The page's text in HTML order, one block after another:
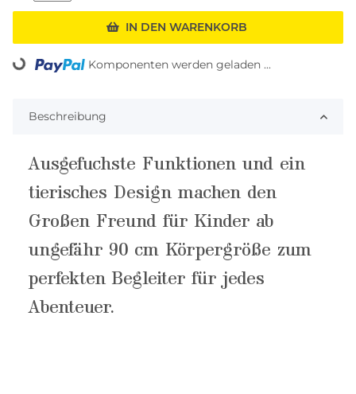
IN DEN WARENKORB
Loading... Komponenten werden geladen ...
Beschreibung
Ausgefuchste Funktionen und ein
tierisches Design machen den
Großen Freund für Kinder ab
ungefähr 90 cm Körpergröße zum
perfekten Begleiter für jedes
Abenteuer.